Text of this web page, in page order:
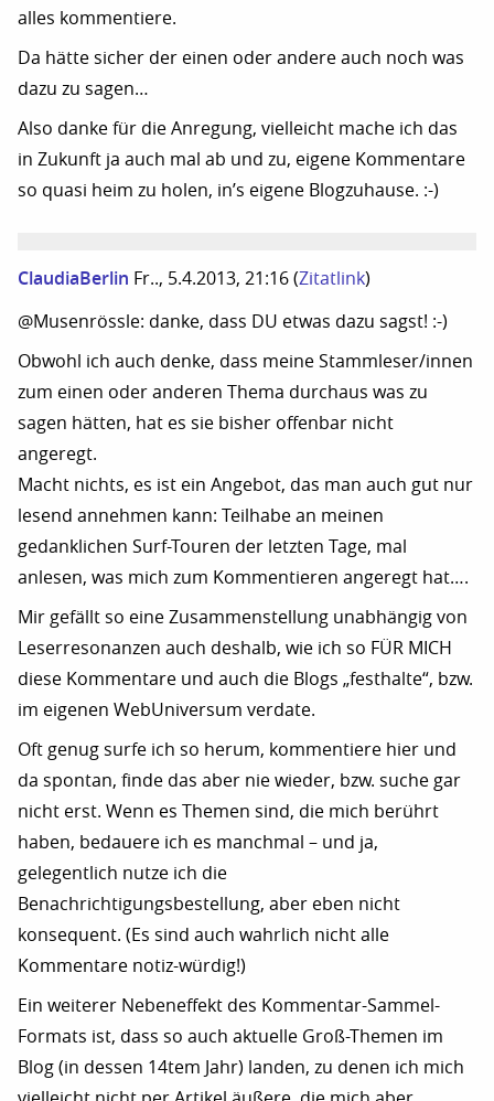
alles kommentiere.
Da hätte sicher der einen oder andere auch noch was
dazu zu sagen…
Also danke für die Anregung, vielleicht mache ich das
in Zukunft ja auch mal ab und zu, eigene Kommentare
so quasi heim zu holen, in’s eigene Blogzuhause. :-)
ClaudiaBerlin Fr.., 5.4.2013, 21:16 (Zitatlink)
@Musenrössle: danke, dass DU etwas dazu sagst! :-)
Obwohl ich auch denke, dass meine Stammleser/innen
zum einen oder anderen Thema durchaus was zu
sagen hätten, hat es sie bisher offenbar nicht
angeregt.
Macht nichts, es ist ein Angebot, das man auch gut nur
lesend annehmen kann: Teilhabe an meinen
gedanklichen Surf-Touren der letzten Tage, mal
anlesen, was mich zum Kommentieren angeregt hat….
Mir gefällt so eine Zusammenstellung unabhängig von
Leserresonanzen auch deshalb, wie ich so FÜR MICH
diese Kommentare und auch die Blogs „festhalte“, bzw.
im eigenen WebUniversum verdate.
Oft genug surfe ich so herum, kommentiere hier und
da spontan, finde das aber nie wieder, bzw. suche gar
nicht erst. Wenn es Themen sind, die mich berührt
haben, bedauere ich es manchmal – und ja,
gelegentlich nutze ich die
Benachrichtigungsbestellung, aber eben nicht
konsequent. (Es sind auch wahrlich nicht alle
Kommentare notiz-würdig!)
Ein weiterer Nebeneffekt des Kommentar-Sammel-
Formats ist, dass so auch aktuelle Groß-Themen im
Blog (in dessen 14tem Jahr) landen, zu denen ich mich